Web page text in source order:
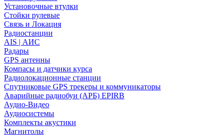
Установочные втулки
Стойки рулевые
Связь и Локация
Радиостанции
AIS | АИС
Радары
GPS антенны
Компасы и датчики курса
Радиолокационные станции
Спутниковые GPS трекеры и коммуникаторы
Аварийные радиобуи (АРБ) EPIRB
Аудио-Видео
Аудиосистемы
Комплекты акустики
Магнитолы